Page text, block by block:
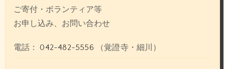
ご寄付・ボランティア等
お申し込み、お問い合わせ
電話： 042-482-5556 （覚證寺・細川）